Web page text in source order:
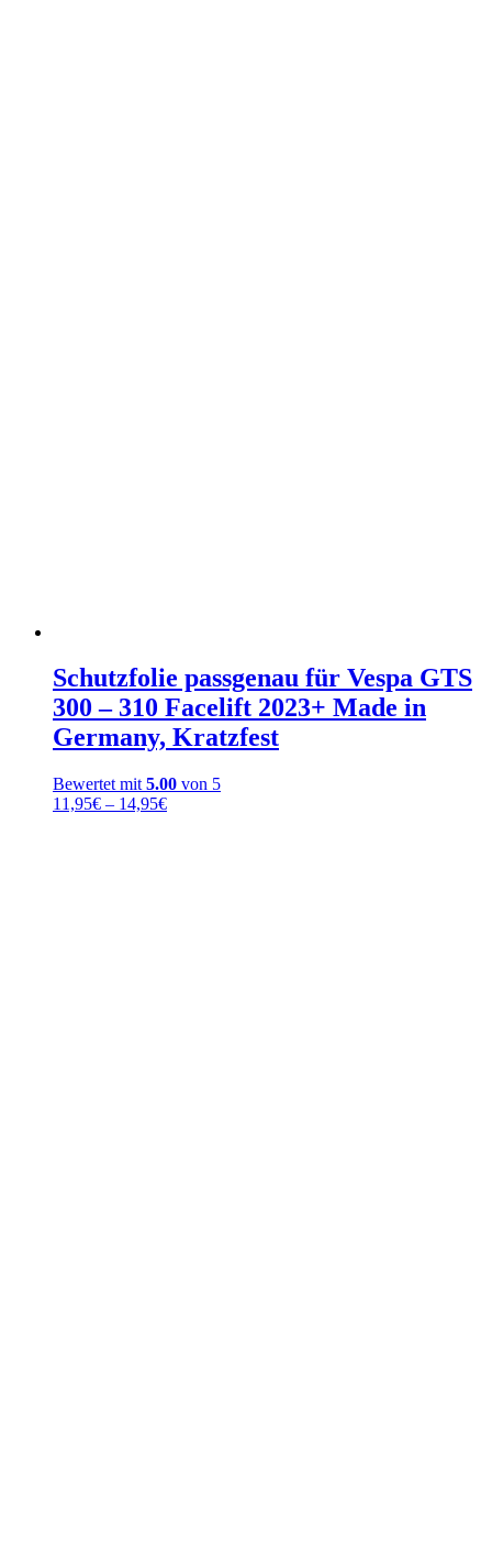
Schutzfolie passgenau für Vespa GTS
300 – 310 Facelift 2023+ Made in
Germany, Kratzfest
Bewertet mit 5.00 von 5
11,95€ – 14,95€Preisspanne: